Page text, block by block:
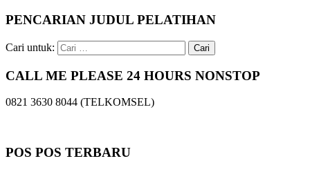
PENCARIAN JUDUL PELATIHAN
Cari untuk:
CALL ME PLEASE 24 HOURS NONSTOP
0821 3630 8044 (TELKOMSEL)
POS POS TERBARU